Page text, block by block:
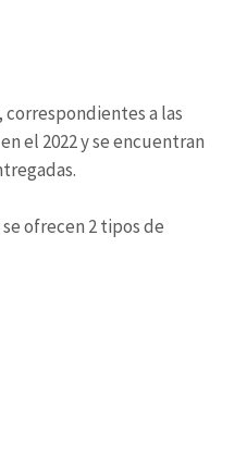
correspondientes a las
el 2022 y se encuentran
ofrecen 2 tipos de